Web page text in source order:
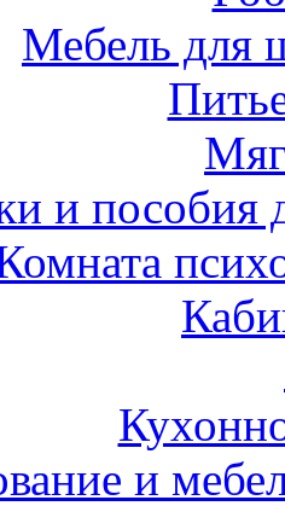
Мебель для
и пособия
и